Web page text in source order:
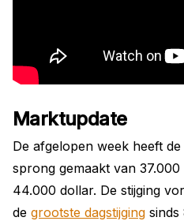
Marktupdate
De afgelopen week heeft
sprong gemaakt van
44.000 dollar. De stijging
de grootste dagstijging sinds